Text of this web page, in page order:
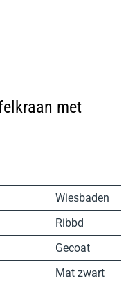
met
Wiesbaden
Ribbd
Gecoat
Mat zwart